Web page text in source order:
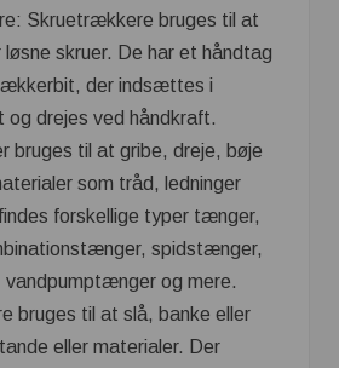
Skruetrækkere bruges til at
skruer. De har et håndtag
der indsættes i
og drejes ved håndkraft.
bruges til at gribe, dreje, bøje
som tråd, ledninger
forskellige typer tænger,
spidstænger,
og mere.
bruges til at slå, banke eller
eller materialer. Der